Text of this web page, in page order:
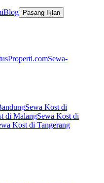
Blog Pasang Iklan
Sewa-
Sewa Kost di
di MalangSewa Kost di
Kost di Tangerang